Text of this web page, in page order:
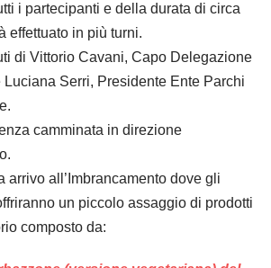
i partecipanti e della durata di circa
effettuato in più turni.
di Vittorio Cavani, Capo Delegazione
Luciana Serri, Presidente Ente Parchi
camminata in direzione
arrivo all’Imbrancamento dove gli
un piccolo assaggio di prodotti
composto da: